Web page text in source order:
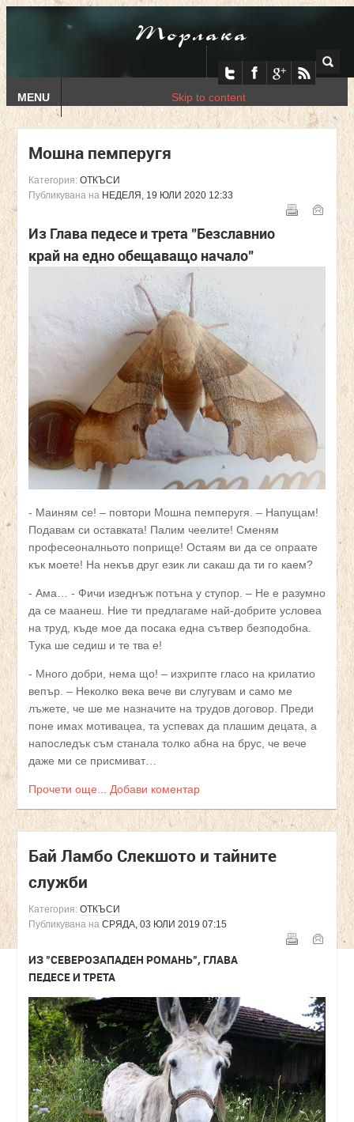
Торлака
MENU Skip to content
Мошна пемперугя
Категория: ОТКЪСИ
Публикувана на НЕДЕЛЯ, 19 ЮЛИ 2020 12:33
Из Глава педесе и трета "Безславнио
край на едно обещаващо начало"
- Маиням се! – повтори Мошна пемперугя. – Напущам!
Подавам си оставката! Палим чеелите! Сменям
професеоналньото поприще! Остаям ви да се опраате
кък моете! На некъв друг език ли сакаш да ти го каем?
- Ама… - Фичи изеднъж потъна у ступор. – Не е разумно
да се маанеш. Ние ти предлагаме най-добрите условеа
на труд, къде мое да посака една сътвер безподобна.
Тука ше седиш и те тва е!
- Много добри, нема що! – изхрипте гласо на крилатио
вепър. – Неколко века вече ви слугувам и само ме
лъжете, че ше ме назначите на трудов договор. Преди
поне имах мотивацеа, та успевах да плашим децата, а
напоследък съм станала толко абна на брус, че вече
даже ми се присмиват…
Прочети още... Добави коментар
Бай Ламбо Слекшото и тайните
служби
Категория: ОТКЪСИ
Публикувана на СРЯДА, 03 ЮЛИ 2019 07:15
ИЗ "СЕВЕРОЗАПАДЕН РОМАНЬ", ГЛАВА
ПЕДЕСЕ И ТРЕТА